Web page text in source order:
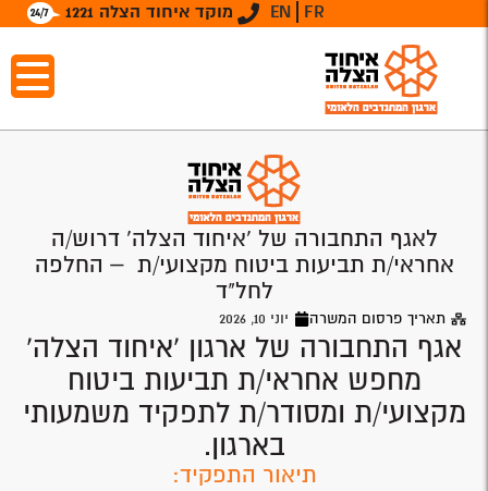
מוקד איחוד הצלה 1221 EN FR
לאגף התחבורה של ‘איחוד הצלה’ דרוש/ה
אחראי/ת תביעות ביטוח מקצועי/ת – החלפה
לחל"ד
תאריך פרסום המשרה יוני 10, 2026
אגף התחבורה של ארגון ‘איחוד הצלה’
מחפש אחראי/ת תביעות ביטוח
מקצועי/ת ומסודר/ת לתפקיד משמעותי
בארגון.
תיאור התפקיד: